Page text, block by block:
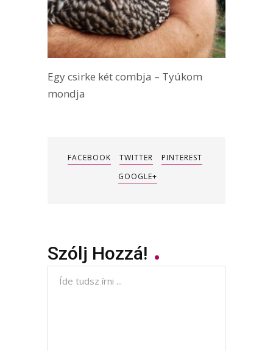
Egy csirke két combja – Tyúkom
mondja
FACEBOOK TWITTER
PINTEREST
GOOGLE+
Szólj Hozzá!